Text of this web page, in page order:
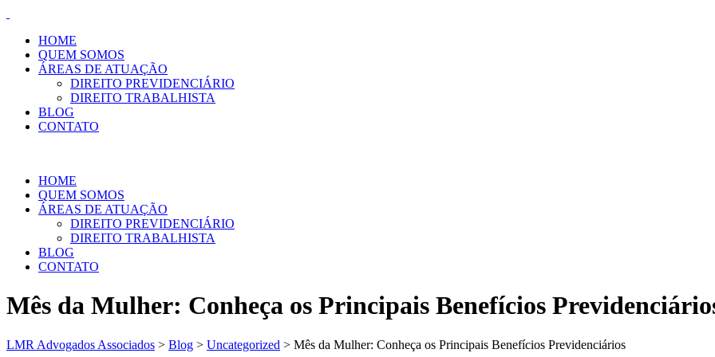
HOME
QUEM SOMOS
ÁREAS DE ATUAÇÃO
DIREITO PREVIDENCIÁRIO
DIREITO TRABALHISTA
BLOG
CONTATO
HOME
QUEM SOMOS
ÁREAS DE ATUAÇÃO
DIREITO PREVIDENCIÁRIO
DIREITO TRABALHISTA
BLOG
CONTATO
Mês da Mulher: Conheça os Principais Benefícios
LMR Advogados Associados > Blog > Uncategorized > Mês da Mulher: Conheça os Principais Benefícios Previdenciários